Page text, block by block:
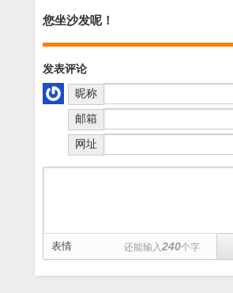
您坐沙发呢！
发表评论
昵称
邮箱
网址
表情 还能输入240个字